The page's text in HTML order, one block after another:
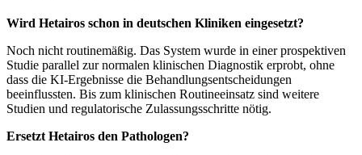
Wird Hetairos schon in deutschen Kliniken eingesetzt?
Noch nicht routinemäßig. Das System wurde in einer prospektiven
Studie parallel zur normalen klinischen Diagnostik erprobt, ohne
dass die KI-Ergebnisse die Behandlungsentscheidungen
beeinflussten. Bis zum klinischen Routineeinsatz sind weitere
Studien und regulatorische Zulassungsschritte nötig.
Ersetzt Hetairos den Pathologen?